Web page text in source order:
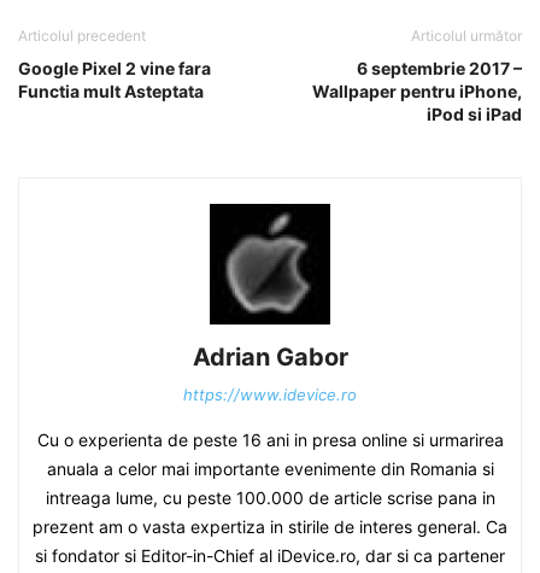
Articolul precedent
Google Pixel 2 vine fara
Functia mult Asteptata
Articolul următor
6 septembrie 2017 –
Wallpaper pentru iPhone,
iPod si iPad
Adrian Gabor
https://www.idevice.ro
Cu o experienta de peste 16 ani in presa online si urmarirea
anuala a celor mai importante evenimente din Romania si
intreaga lume, cu peste 100.000 de article scrise pana in
prezent am o vasta expertiza in stirile de interes general. Ca
si fondator si Editor-in-Chief al iDevice.ro, dar si ca partener